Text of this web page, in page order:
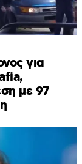
για
με 97